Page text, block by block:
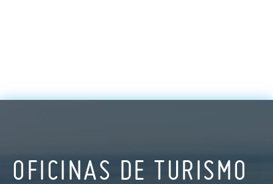
OFICINAS DE TURISMO